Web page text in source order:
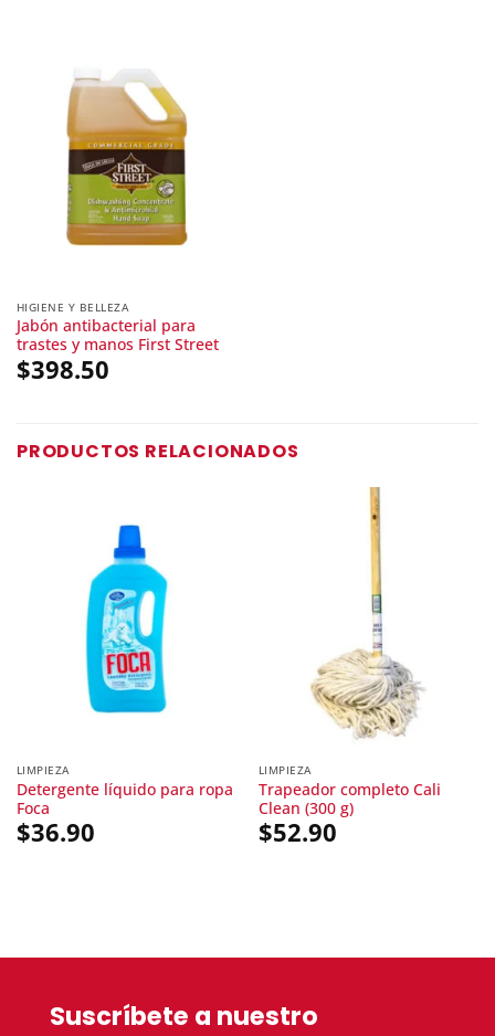
HIGIENE Y BELLEZA
Jabón antibacterial para
trastes y manos First Street
$398.50
PRODUCTOS RELACIONADOS
LIMPIEZA
Detergente líquido para ropa
Foca
$36.90
LIMPIEZA
Trapeador completo Cali
Clean (300 g)
$52.90
Suscríbete a nuestro